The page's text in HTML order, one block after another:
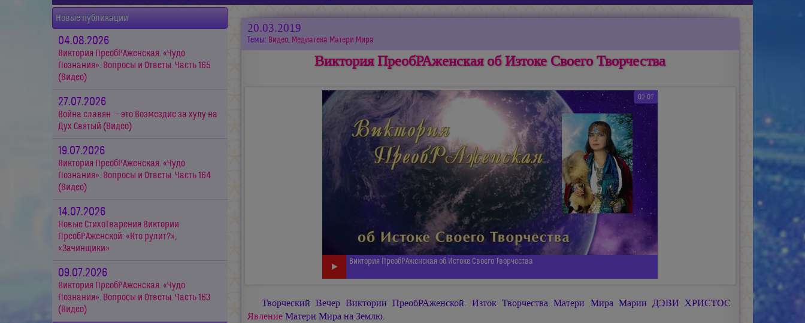
Новые публикации
04.08.2026
Виктория ПреобРАженская. «Чудо
Познания». Вопросы и Ответы. Часть 165
(Видео)
27.07.2026
Война славян — это Возмездие за хулу на
Дух Святый (Видео)
19.07.2026
Виктория ПреобРАженская. «Чудо
Познания». Вопросы и Ответы. Часть 164
(Видео)
14.07.2026
Новые СтихоТварения Виктории
ПреобРАженской: «Кто рулит?»,
«Зачинщики»
09.07.2026
Виктория ПреобРАженская. «Чудо
Познания». Вопросы и Ответы. Часть 163
(Видео)
20.03.2019
Темы: Видео, Медиатека Матери Мира
Виктория ПреобРАженская об Изтоке Своего Творчества
02:07
Виктория ПреобРАженская об Истоке Своего Творчества
Творческий Вечер Виктории ПреобРАженской. Изток Творчества Матери Мира Марии ДЭВИ ХРИСТОС.
ЯвлениеМатери Мира на Землю.